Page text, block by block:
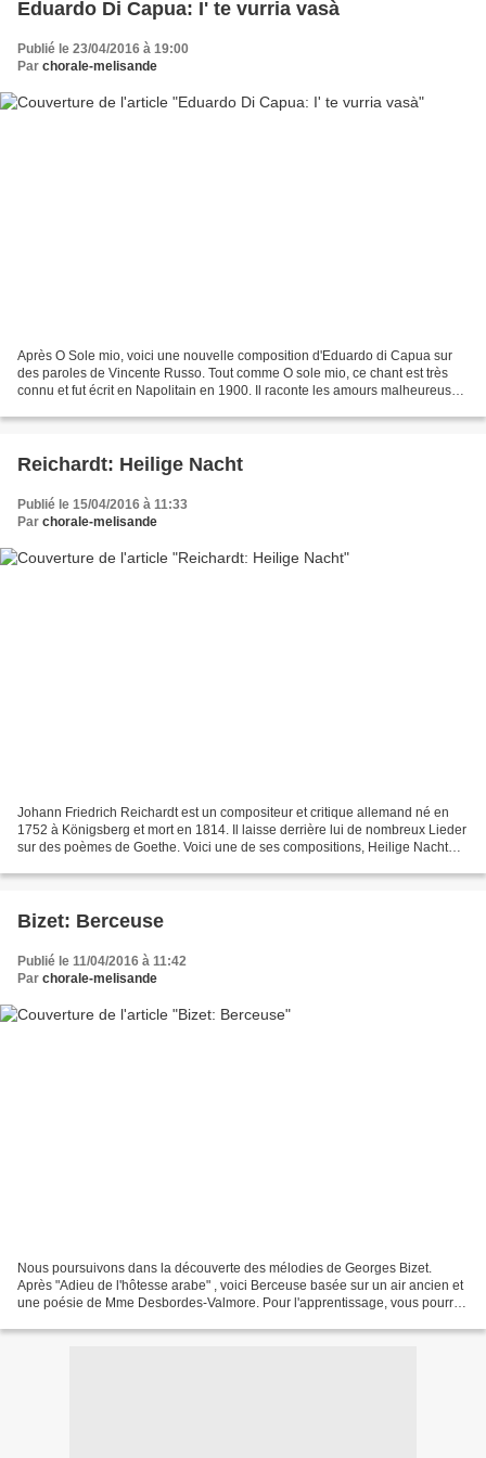
Eduardo Di Capua: I' te vurria vasà
Publié le 23/04/2016 à 19:00
Par chorale-melisande
Après O Sole mio, voici une nouvelle composition d'Eduardo di Capua sur
des paroles de Vincente Russo. Tout comme O sole mio, ce chant est très
connu et fut écrit en Napolitain en 1900. Il raconte les amours malheureuses
Reichardt: Heilige Nacht
Publié le 15/04/2016 à 11:33
Par chorale-melisande
Johann Friedrich Reichardt est un compositeur et critique allemand né en
1752 à Königsberg et mort en 1814. Il laisse derrière lui de nombreux Lieder
sur des poèmes de Goethe. Voici une de ses compositions, Heilige Nacht
Bizet: Berceuse
Publié le 11/04/2016 à 11:42
Par chorale-melisande
Nous poursuivons dans la découverte des mélodies de Georges Bizet.
Après "Adieu de l'hôtesse arabe" , voici Berceuse basée sur un air ancien et
une poésie de Mme Desbordes-Valmore. Pour l'apprentissage, vous pourrez